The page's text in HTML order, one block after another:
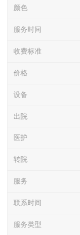
颜色
服务时间
收费标准
价格
设备
出院
医护
转院
服务
联系时间
服务类型